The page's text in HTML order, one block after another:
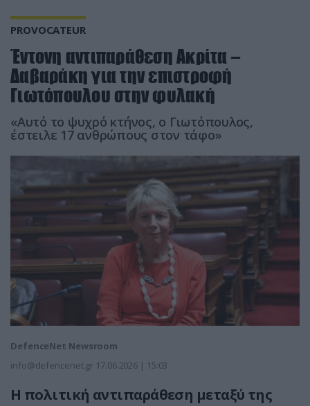
PROVOCATEUR
Έντονη αντιπαράθεση Ακρίτα –
Δαβαράκη για την επιστροφή
Γιωτόπουλου στην φυλακή
«Αυτό το ψυχρό κτήνος, ο Γιωτόπουλος,
έστειλε 17 ανθρώπους στον τάφο»
DefenceNet Newsroom
info@defencenet.gr 17.06.2026 | 15:03
Η πολιτική αντιπαράθεση μεταξύ της